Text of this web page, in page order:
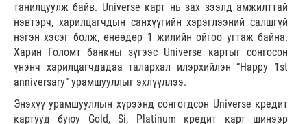
танилцуулж байв. Universe карт нь зах зээлд амжилттай
нэвтэрч, харилцагчдын санхүүгийн хэрэглээний салшгүй
нэгэн хэсэг болж, өнөөдөр 1 жилийн ойгоо угтаж байна.
Харин Голомт банкны зүгээс Universe картыг сонгосон
үнэнч харилцагчдадаа талархал илэрхийлэн “Happy 1st
anniversary” урамшууллыг эхлүүллээ.
Энэхүү урамшууллын хүрээнд сонгогдсон Universe кредит
картууд буюу Gold, Si, Platinum кредит карт шинээр